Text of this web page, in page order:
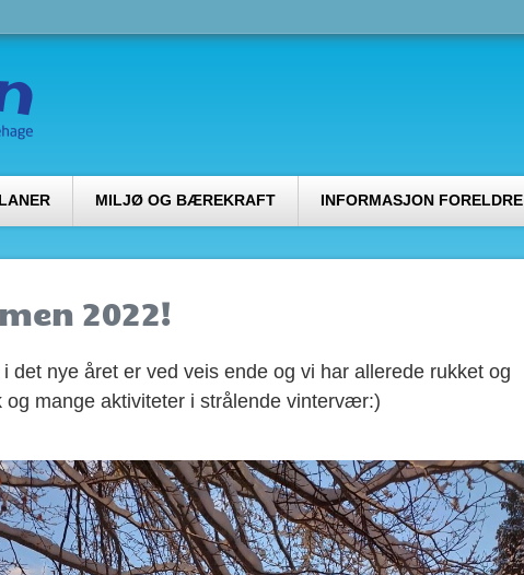
MILJØ OG BÆREKRAFT INFORMASJON FORELDRE
2022!
det nye året er ved veis ende og vi har allerede rukket og
og mange aktiviteter i strålende vintervær:)